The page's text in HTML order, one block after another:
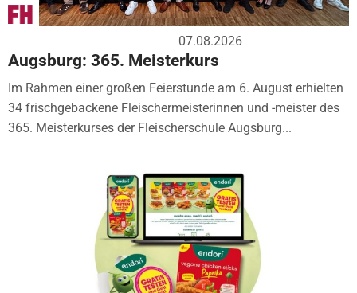
07.08.2026
Augsburg: 365. Meisterkurs
Im Rahmen einer großen Feierstunde am 6. August erhielten
34 frischgebackene Fleischermeisterinnen und -meister des
365. Meisterkurses der Fleischerschule Augsburg...